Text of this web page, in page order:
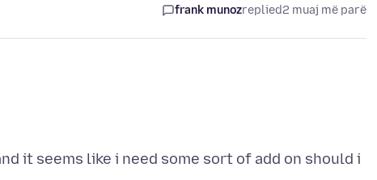
frank munozreplied2 muaj më parë
it seems like i need some sort of add on should i